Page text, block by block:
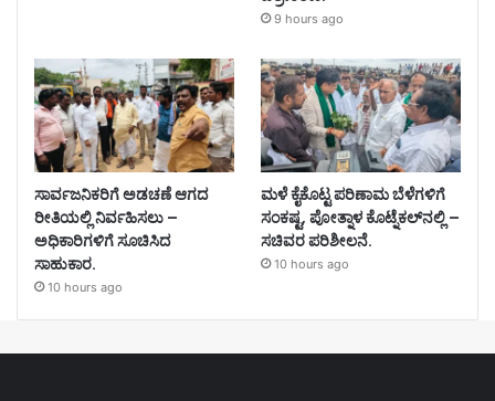
9 hours ago
ಸಾರ್ವಜನಿಕರಿಗೆ ಅಡಚಣೆ ಆಗದ
ರೀತಿಯಲ್ಲಿ ನಿರ್ವಹಿಸಲು –
ಅಧಿಕಾರಿಗಳಿಗೆ ಸೂಚಿಸಿದ
ಸಾಹುಕಾರ.
10 hours ago
ಮಳೆ ಕೈಕೊಟ್ಟ ಪರಿಣಾಮ ಬೆಳೆಗಳಿಗೆ
ಸಂಕಷ್ಟ, ಪೋತ್ನಾಳ ಕೊಟ್ನೆಕಲ್‌ನಲ್ಲಿ –
ಸಚಿವರ ಪರಿಶೀಲನೆ.
10 hours ago